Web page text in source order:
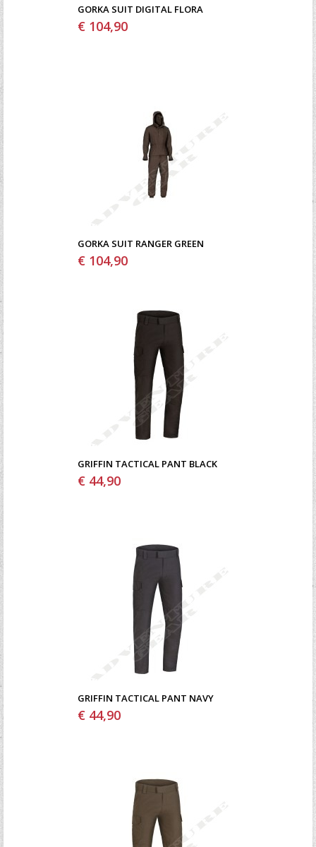
GORKA SUIT DIGITAL FLORA
€ 104,90
GORKA SUIT RANGER GREEN
€ 104,90
GRIFFIN TACTICAL PANT BLACK
€ 44,90
GRIFFIN TACTICAL PANT NAVY
€ 44,90